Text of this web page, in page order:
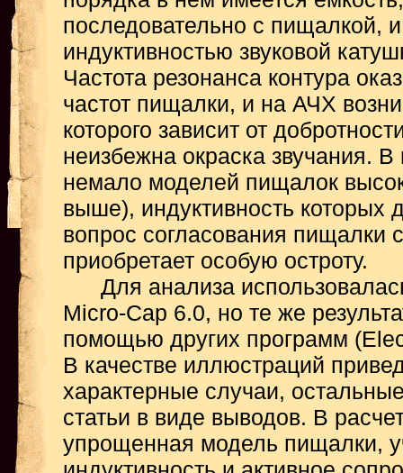
последовательно с пищалкой,
индуктивностью звуковой
Частота резонанса контура
частот пищалки, и на АЧХ
которого зависит от
неизбежна окраска звучания.
немало моделей пищалок
выше), индуктивность которых
вопрос согласования пищалки
приобретает особую остроту.
Для анализа
Micro-Cap 6.0, но те же
помощью других программ
В качестве иллюстраций
характерные случаи,
статьи в виде выводов. В
упрощенная модель пищалки,